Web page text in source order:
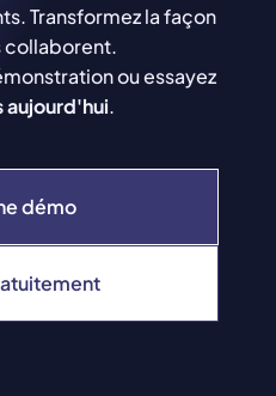
démo
Transformez la façon
collaborent.
ou essayez
aujourd'hui.